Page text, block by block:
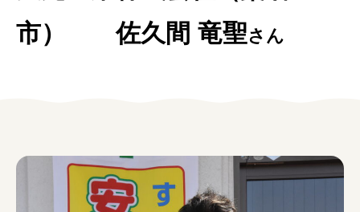
イベントカレンダー
三重の就職関連MOVIE
お知らせ
市） 佐久間 竜聖さん